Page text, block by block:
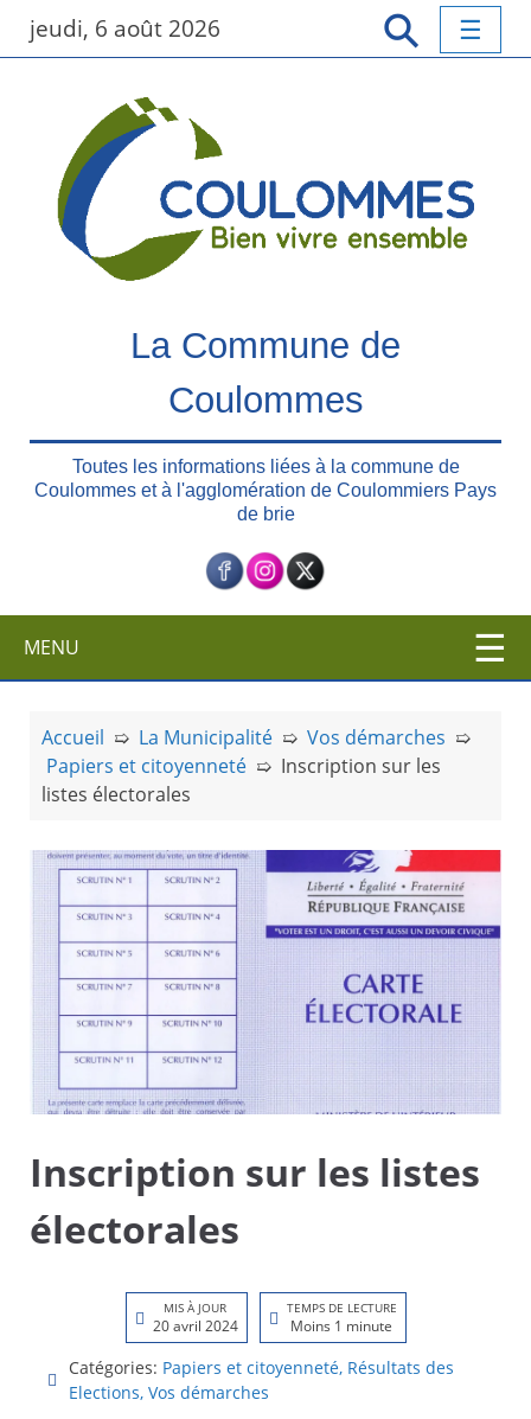
p
jeudi, 6 août 2026
La Commune de
Coulommes
Toutes les informations liées à la commune de
Coulommes et à l'agglomération de Coulommiers Pays
de brie
MENU
Accueil ➯ La Municipalité ➯ Vos démarches ➯
Papiers et citoyenneté ➯ Inscription sur les
listes électorales
Inscription sur les listes
électorales
MIS À JOUR
20 avril 2024
TEMPS DE LECTURE
Moins 1 minute
Catégories: Papiers et citoyenneté, Résultats des
Elections, Vos démarches